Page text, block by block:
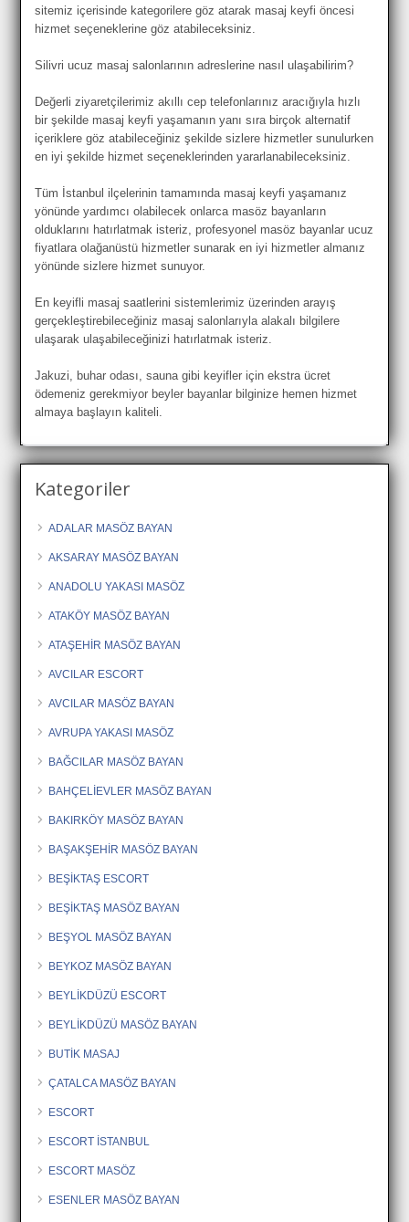
sitemiz içerisinde kategorilere göz atarak masaj keyfi öncesi
hizmet seçeneklerine göz atabileceksiniz.
Silivri ucuz masaj salonlarının adreslerine nasıl ulaşabilirim?
Değerli ziyaretçilerimiz akıllı cep telefonlarınız aracığıyla hızlı
bir şekilde masaj keyfi yaşamanın yanı sıra birçok alternatif
içeriklere göz atabileceğiniz şekilde sizlere hizmetler sunulurken
en iyi şekilde hizmet seçeneklerinden yararlanabileceksiniz.
Tüm İstanbul ilçelerinin tamamında masaj keyfi yaşamanız
yönünde yardımcı olabilecek onlarca masöz bayanların
olduklarını hatırlatmak isteriz, profesyonel masöz bayanlar ucuz
fiyatlara olağanüstü hizmetler sunarak en iyi hizmetler almanız
yönünde sizlere hizmet sunuyor.
En keyifli masaj saatlerini sistemlerimiz üzerinden arayış
gerçekleştirebileceğiniz masaj salonlarıyla alakalı bilgilere
ulaşarak ulaşabileceğinizi hatırlatmak isteriz.
Jakuzi, buhar odası, sauna gibi keyifler için ekstra ücret
ödemeniz gerekmiyor beyler bayanlar bilginize hemen hizmet
almaya başlayın kaliteli.
Kategoriler
ADALAR MASÖZ BAYAN
AKSARAY MASÖZ BAYAN
ANADOLU YAKASI MASÖZ
ATAKÖY MASÖZ BAYAN
ATAŞEHİR MASÖZ BAYAN
AVCILAR ESCORT
AVCILAR MASÖZ BAYAN
AVRUPA YAKASI MASÖZ
BAĞCILAR MASÖZ BAYAN
BAHÇELİEVLER MASÖZ BAYAN
BAKIRKÖY MASÖZ BAYAN
BAŞAKŞEHİR MASÖZ BAYAN
BEŞİKTAŞ ESCORT
BEŞİKTAŞ MASÖZ BAYAN
BEŞYOL MASÖZ BAYAN
BEYKOZ MASÖZ BAYAN
BEYLİKDÜZÜ ESCORT
BEYLİKDÜZÜ MASÖZ BAYAN
BUTİK MASAJ
ÇATALCA MASÖZ BAYAN
ESCORT
ESCORT İSTANBUL
ESCORT MASÖZ
ESENLER MASÖZ BAYAN